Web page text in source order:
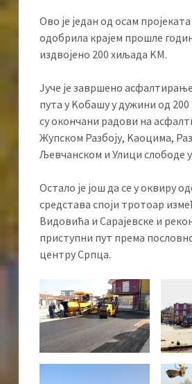
Ово је један од осам пројеката
одобрила крајем прошле
издвојено 200 хиљада KМ.
Јуче је завршено
пута у Kобашу у дужини од 200
су окончани радови на
Жупском Разбоју, Kаоцима,
Љевчанском и Улици слободе
Остало је још да се у оквиру
средстава споји тротоар
Видовића и Сарајевске и
приступни пут према
центру Српца.